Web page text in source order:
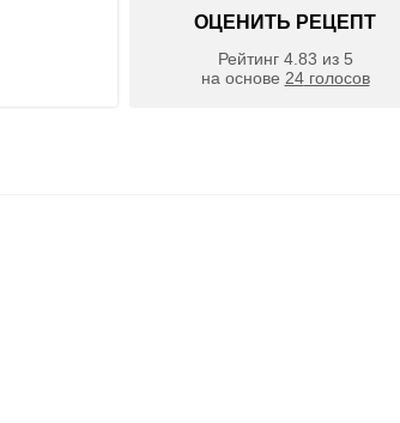
ОЦЕНИТЬ РЕЦЕПТ
Рейтинг 4.83 из 5
на основе 24голосов